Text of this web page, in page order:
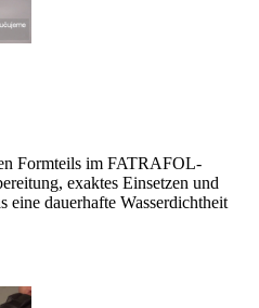
Formteils im FATRAFOL-
exaktes Einsetzen und
eine dauerhafte Wasserdichtheit